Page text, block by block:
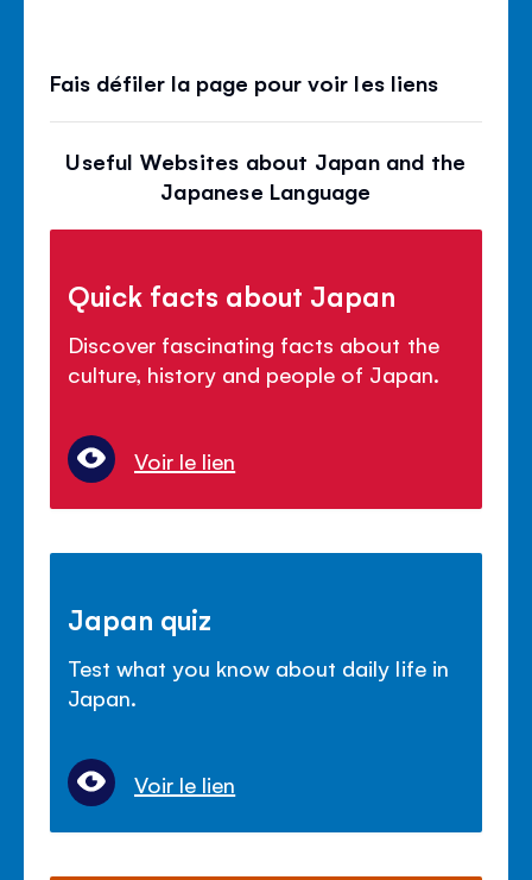
Fais défiler la page pour voir les liens
Useful Websites about Japan and the
Japanese Language
Quick facts about Japan
Discover fascinating facts about the
culture, history and people of Japan.
Voir le lien
Japan quiz
Test what you know about daily life in
Japan.
Voir le lien